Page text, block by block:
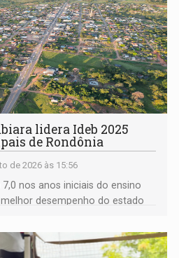
lidera Ideb 2025
de Rondônia
de 2026 às 15:56
nos anos iniciais do ensino
desempenho do estado